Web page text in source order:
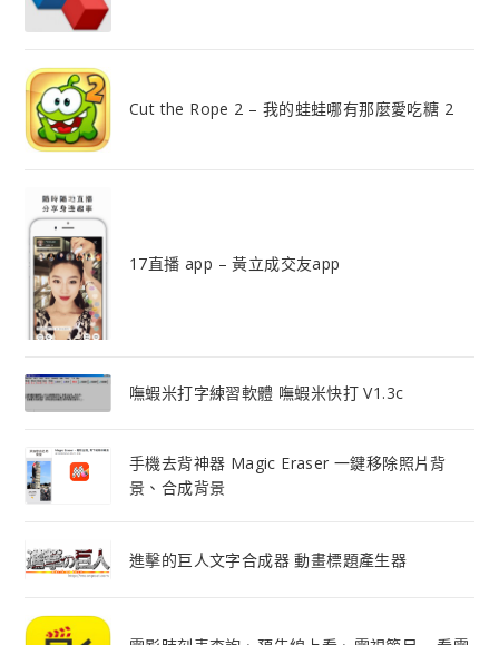
Cut the Rope 2 – 我的蛙蛙哪有那麼愛吃糖 2
17直播 app – 黃立成交友app
嘸蝦米打字練習軟體 嘸蝦米快打 V1.3c
手機去背神器 Magic Eraser 一鍵移除照片背
景、合成背景
進擊的巨人文字合成器 動畫標題產生器